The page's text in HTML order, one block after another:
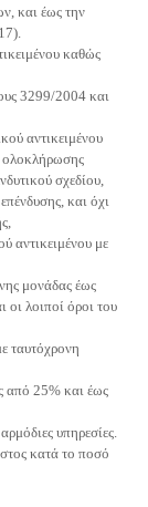
και έως την
καθώς
3299/2004 και
αντικειμένου
ολοκλήρωσης
σχεδίου,
και όχι
αντικειμένου με
μονάδας έως
οι λοιποί όροι του
ταυτόχρονη
από 25% και έως
υπηρεσίες.
κατά το ποσό